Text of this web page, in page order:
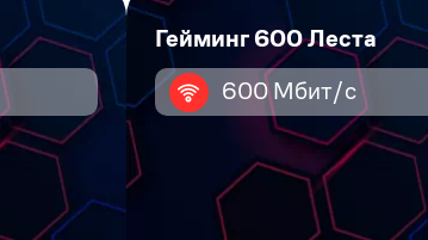
Гейминг 600 Леста
600 Мбит/с